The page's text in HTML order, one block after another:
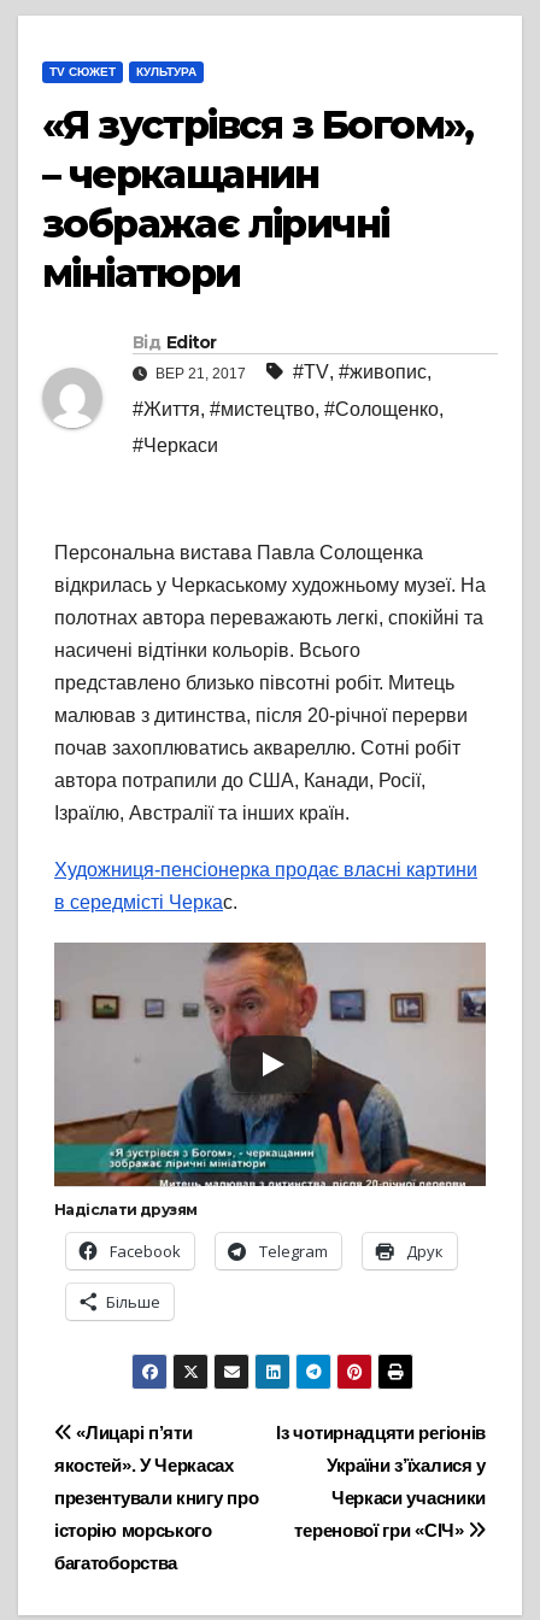
TV СЮЖЕТ КУЛЬТУРА
«Я зустрівся з Богом»,
– черкащанин
зображає ліричні
мініатюри
Від Editor
ВЕР 21, 2017 #TV, #живопис,
#Життя, #мистецтво, #Солощенко,
#Черкаси
Персональна вистава Павла Солощенка
відкрилась у Черкаському художньому музеї. На
полотнах автора переважають легкі, спокійні та
насичені відтінки кольорів. Всього
представлено близько півсотні робіт. Митець
малював з дитинства, після 20-річної перерви
почав захоплюватись аквареллю. Сотні робіт
автора потрапили до США, Канади, Росії,
Ізраїлю, Австралії та інших країн.
Художниця-пенсіонерка продає власні картини
в середмісті Черкас.
Надіслати друзям
Facebook Telegram Друк
Більше
Навігація
записів
Із чотирнадцяти регіонів
України з’їхалися у
Черкаси учасники
теренової гри «СІЧ»
«Лицарі п’яти
якостей». У Черкасах
презентували книгу про
історію морського
багатоборства